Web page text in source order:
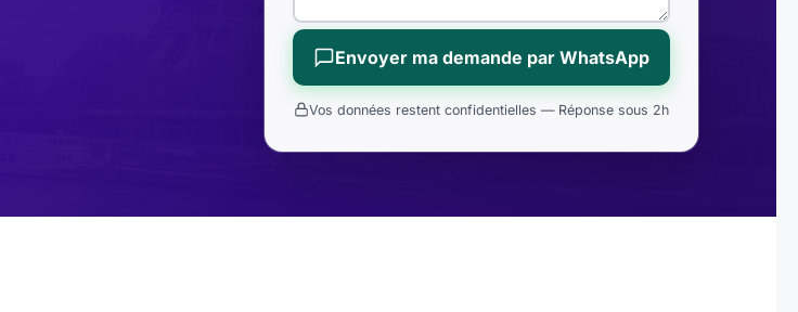
Envoyer ma demande par WhatsApp
Vos données restent confidentielles — Réponse sous 2h